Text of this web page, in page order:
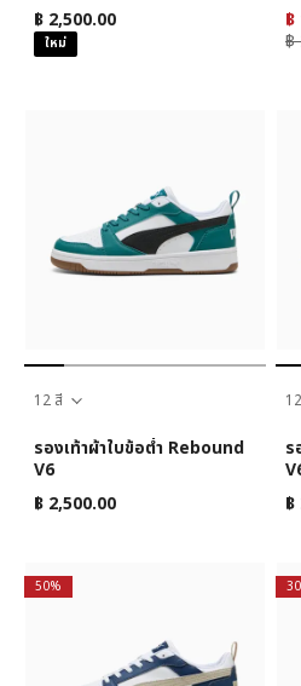
฿ 2,500.00
ใหม่
฿
฿
12 สี
รองเท้าผ้าใบข้อต่ำ Rebound
V6
฿ 2,500.00
ร
฿
50%